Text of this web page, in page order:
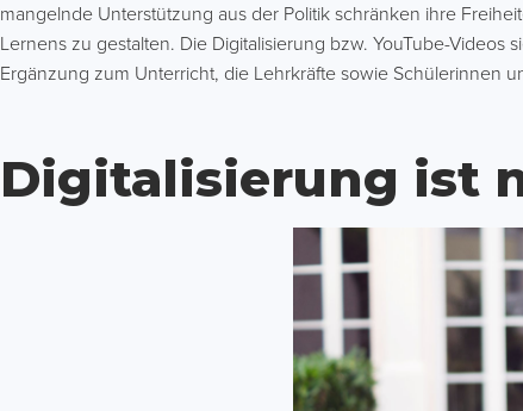
mangelnde Unterstützung aus der Politik schränken ihre
Lernens zu gestalten. Die Digitalisierung bzw. YouTube-
Ergänzung zum Unterricht, die Lehrkräfte sowie Schülerinnen
Digitalisierung ist